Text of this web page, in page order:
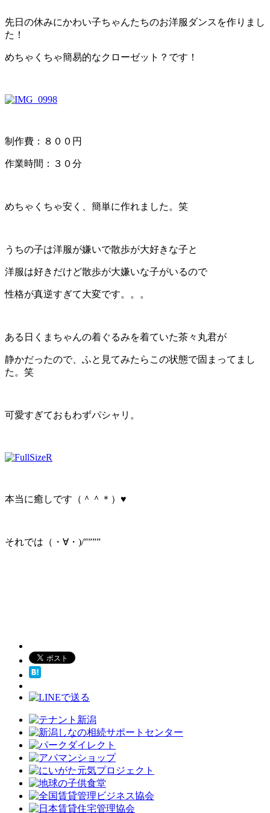
先日の休みにかわい子ちゃんたちのお洋服ダンスを作りまし
た！
めちゃくちゃ簡易的なクローゼット？です！
制作費：８００円
作業時間：３０分
めちゃくちゃ安く、簡単に作れました。笑
うちの子は洋服が嫌いで散歩が大好きな子と
洋服は好きだけど散歩が大嫌いな子がいるので
性格が真逆すぎて大変です。。。
ある日くまちゃんの着ぐるみを着ていた茶々丸君が
静かだったので、ふと見てみたらこの状態で固まってまし
た。笑
可愛すぎておもわずパシャリ。
本当に癒しです（＾＾＊）♥
それでは（・∀・)/””””